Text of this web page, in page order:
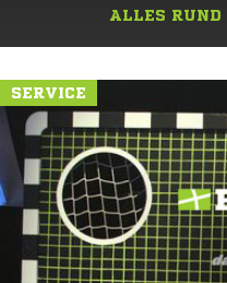
ALLES RUND
SERVICE